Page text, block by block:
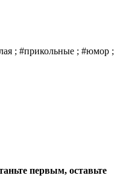
; #прикольные ; #юмор ;
первым, оставьте